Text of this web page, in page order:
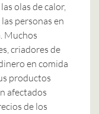
olas de calor,
personas en
Muchos
criadores de
en comida
productos
afectados
de los